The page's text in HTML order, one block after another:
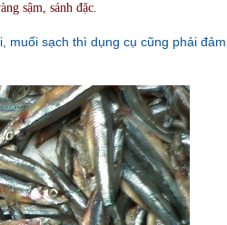
sậm, sánh đặc.
sạch thì dụng cụ cũng phải đảm